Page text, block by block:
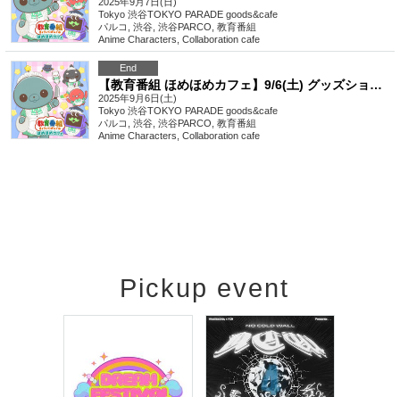
Tokyo 渋谷TOKYO PARADE goods&cafe
パルコ, 渋谷, 渋谷PARCO, 教育番組
Anime Characters Collaboration cafe
End
【教育番組 ほめほめカフェ】9/6(土) グッズショップ入店整理券（先着）渋谷TOKYO PARADE goods&cafe
2025年9月6日(土)
Tokyo 渋谷TOKYO PARADE goods&cafe
パルコ, 渋谷, 渋谷PARCO, 教育番組
Anime Characters Collaboration cafe
Pickup event